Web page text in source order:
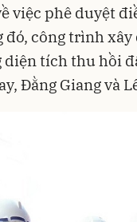
việc phê duyệt
đó, công trình
diện tích thu hồi
Đằng Giang và